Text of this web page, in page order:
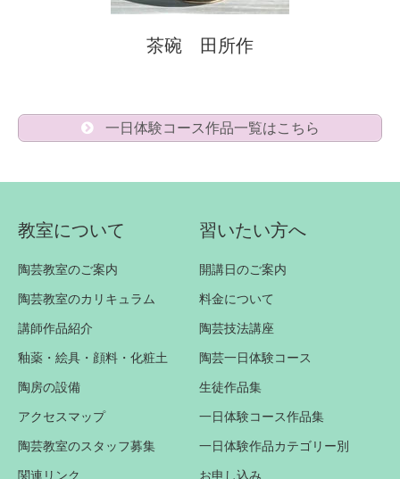
茶碗 田所作
一日体験コース作品一覧はこちら
教室について
陶芸教室のご案内
陶芸教室のカリキュラム
講師作品紹介
釉薬・絵具・顔料・化粧土
陶房の設備
アクセスマップ
陶芸教室のスタッフ募集
関連リンク
習いたい方へ
開講日のご案内
料金について
陶芸技法講座
陶芸一日体験コース
生徒作品集
一日体験コース作品集
一日体験作品カテゴリー別
お申し込み